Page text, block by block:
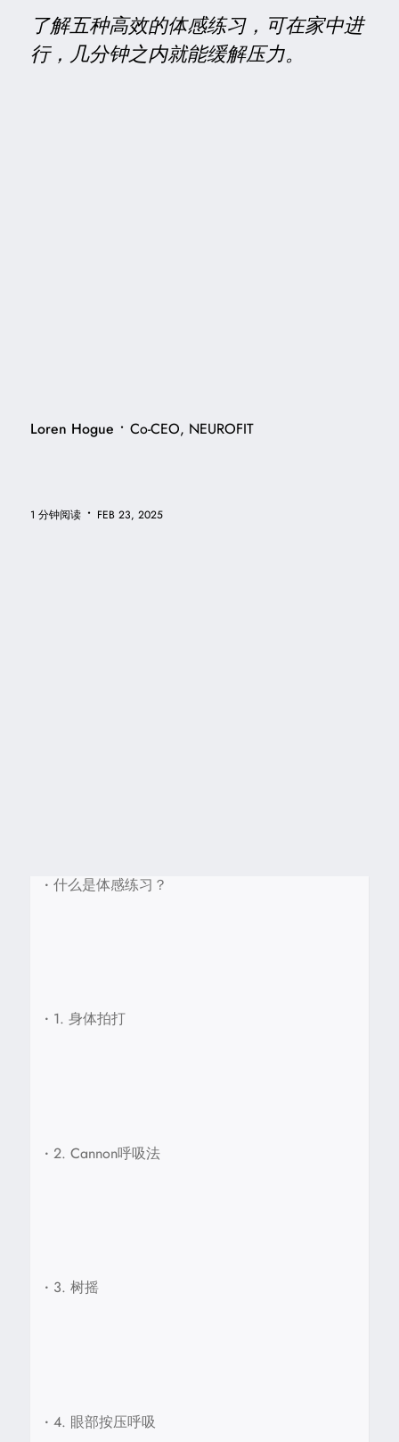
了解五种高效的体感练习，可在家中进
行，几分钟之内就能缓解压力。
Loren Hogue • Co-CEO, NEUROFIT
1 分钟阅读 • FEB 23, 2025
• 什么是体感练习？
• 1. 身体拍打
• 2. Cannon呼吸法
• 3. 树摇
• 4. 眼部按压呼吸